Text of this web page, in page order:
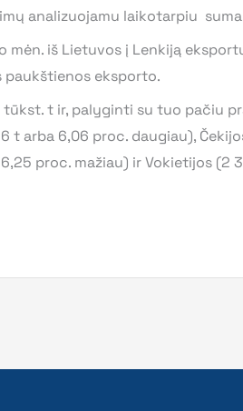
analizuojamu laikotarpiu
mėn. iš Lietuvos į Lenkiją
paukštienos eksporto.
t ir, palyginti su tuo pačiu
arba 6,06 proc. daugiau),
proc. mažiau) ir Vokietijos